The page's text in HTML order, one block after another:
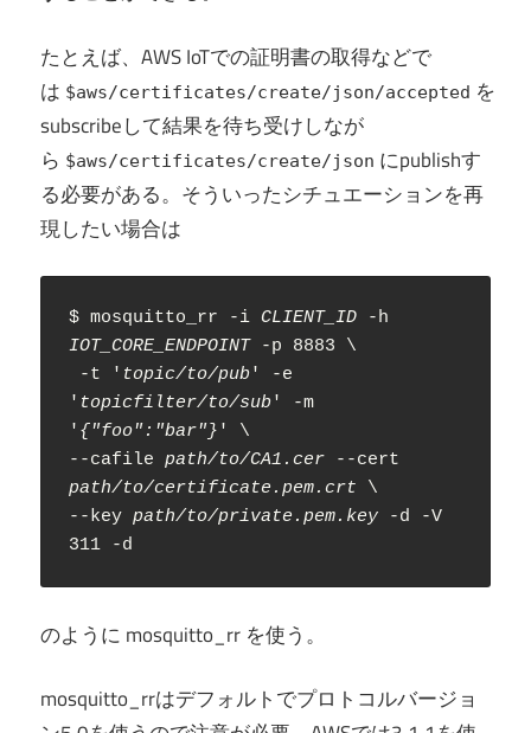
たとえば、AWS IoTでの証明書の取得などで
は $aws/certificates/create/json/accepted を
subscribeして結果を待ち受けしなが
ら $aws/certificates/create/json にpublishす
る必要がある。そういったシチュエーションを再
現したい場合は
$ mosquitto_rr -i CLIENT_ID
IOT_CORE_ENDPOINT -p 8883 \
-t ' topic/to/pub' -e
' topicfilter/to/sub' -m
' {"foo":"bar"} ' \
--cafile path/to/CA1.cer
path/to/certificate.pem.crt \
--key path/to/private.pem.key -d -V
311 -d
のように mosquitto_rr を使う。
mosquitto_rrはデフォルトでプロトコルバージョ